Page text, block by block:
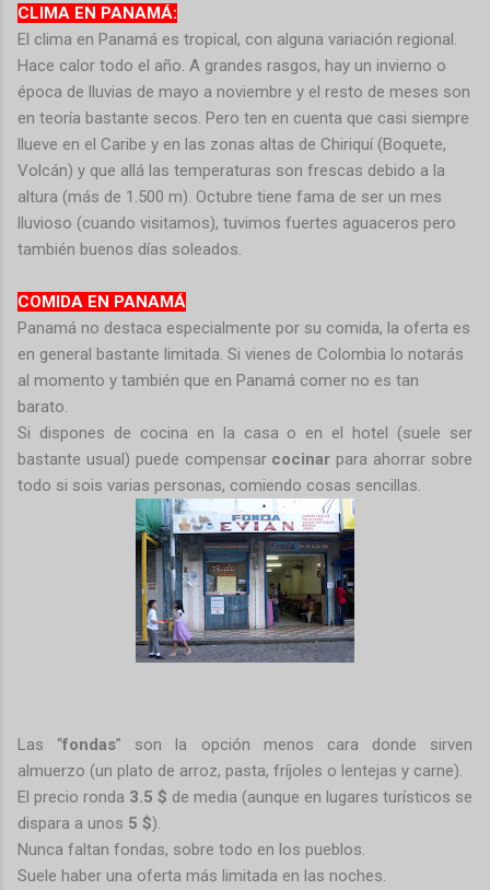
CLIMA EN PANAMÁ:
El clima en Panamá es tropical, con alguna variación regional.
Hace calor todo el año. A grandes rasgos, hay un invierno o
época de lluvias de mayo a noviembre y el resto de meses son
en teoría bastante secos. Pero ten en cuenta que casi siempre
llueve en el Caribe y en las zonas altas de Chiriquí (Boquete,
Volcán) y que allá las temperaturas son frescas debido a la
altura (más de 1.500 m). Octubre tiene fama de ser un mes
lluvioso (cuando visitamos), tuvimos fuertes aguaceros pero
también buenos días soleados.
COMIDA EN PANAMÁ
Panamá no destaca especialmente por su comida, la oferta es
en general bastante limitada. Si vienes de Colombia lo notarás
al momento y también que en Panamá comer no es tan
barato.
Si dispones de cocina en la casa o en el hotel (suele ser
bastante usual) puede compensar cocinar para ahorrar sobre
todo si sois varias personas, comiendo cosas sencillas.
Las “fondas” son la opción menos cara donde sirven
almuerzo (un plato de arroz, pasta, fríjoles o lentejas y carne).
El precio ronda 3.5 $ de media (aunque en lugares turísticos se
dispara a unos 5 $).
Nunca faltan fondas, sobre todo en los pueblos.
Suele haber una oferta más limitada en las noches.